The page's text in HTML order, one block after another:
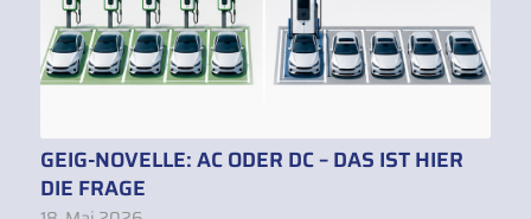
GEIG-NOVELLE: AC ODER DC – DAS IST HIER
DIE FRAGE